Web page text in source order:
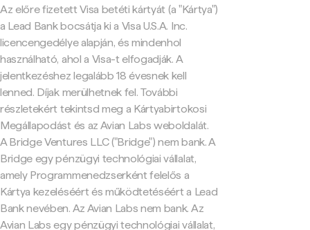
Az előre fizetett Visa betéti kártyát (a "Kártya")
a Lead Bank bocsátja ki a Visa U.S.A. Inc.
licencengedélye alapján, és mindenhol
használható, ahol a Visa-t elfogadják. A
jelentkezéshez legalább 18 évesnek kell
lenned. Díjak merülhetnek fel. További
részletekért tekintsd meg a Kártyabirtokosi
Megállapodást és az Avian Labs weboldalát.
A Bridge Ventures LLC ("Bridge") nem bank. A
Bridge egy pénzügyi technológiai vállalat,
amely Programmenedzserként felelős a
Kártya kezeléséért és működtetéséért a Lead
Bank nevében. Az Avian Labs nem bank. Az
Avian Labs egy pénzügyi technológiai vállalat,